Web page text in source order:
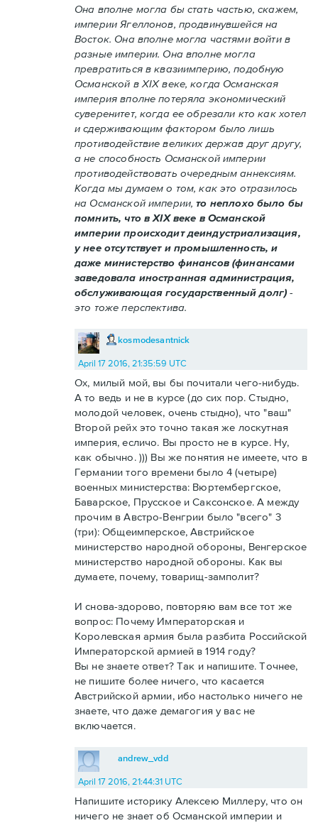
Она вполне могла бы стать частью, скажем,
империи Ягеллонов, продвинувшейся на
Восток. Она вполне могла частями войти в
разные империи. Она вполне могла
превратиться в квазиимперию, подобную
Османской в XIX веке, когда Османская
империя вполне потеряла экономический
суверенитет, когда ее обрезали кто как хотел
и сдерживающим фактором было лишь
противодействие великих держав друг другу,
а не способность Османской империи
противодействовать очередным аннексиям.
Когда мы думаем о том, как это отразилось
на Османской империи,то неплохо было бы
помнить, что в XIX веке в Османской
империи происходит деиндустриализация,
у нее отсутствует и промышленность, и
даже министерство финансов (финансами
заведовала иностранная администрация,
обслуживающая государственный долг)-
это тоже перспектива.
kosmodesantnick
April 17 2016, 21:35:59 UTC
Ох, милый мой, вы бы почитали чего-нибудь.
А то ведь и не в курсе (до сих пор. Стыдно,
молодой человек, очень стыдно), что "ваш"
Второй рейх это точно такая же лоскутная
империя, есличо. Вы просто не в курсе. Ну,
как обычно. ))) Вы же понятия не имеете, что в
Германии того времени было 4 (четыре)
военных министерства: Вюртембергское,
Баварское, Прусское и Саксонское. А между
прочим в Австро-Венгрии было "всего" 3
(три): Общеимперское, Австрийское
министерство народной обороны, Венгерское
министерство народной обороны. Как вы
думаете, почему, товарищ-замполит?
И снова-здорово, повторяю вам все тот же
вопрос: Почему Императорская и
Королевская армия была разбита Российской
Императорской армией в 1914 году?
Вы не знаете ответ? Так и напишите. Точнее,
не пишите более ничего, что касается
Австрийской армии, ибо настолько ничего не
знаете, что даже демагогия у вас не
включается.
andrew_vdd
April 17 2016, 21:44:31 UTC
Напишите историку Алексею Миллеру, что он
ничего не знает об Османской империи и